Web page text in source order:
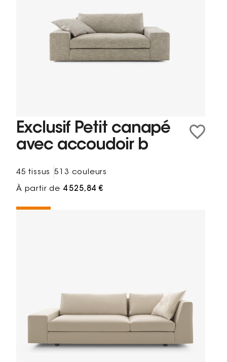
Exclusif Petit canapé
avec accoudoir b
45 tissus 513 couleurs
À partir de 4 525,84 €